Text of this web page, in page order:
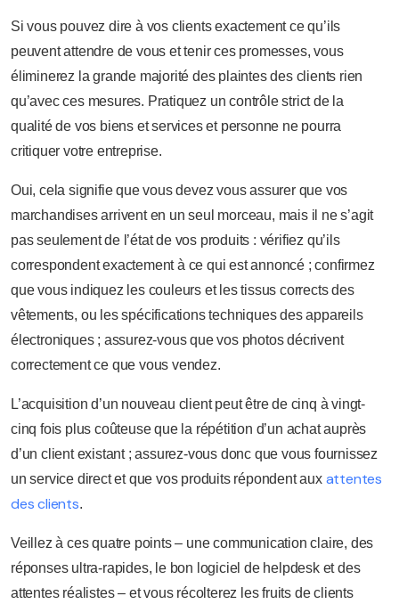
Si vous pouvez dire à vos clients exactement ce qu’ils
peuvent attendre de vous et tenir ces promesses, vous
éliminerez la grande majorité des plaintes des clients rien
qu’avec ces mesures. Pratiquez un contrôle strict de la
qualité de vos biens et services et personne ne pourra
critiquer votre entreprise.
Oui, cela signifie que vous devez vous assurer que vos
marchandises arrivent en un seul morceau, mais il ne s’agit
pas seulement de l’état de vos produits : vérifiez qu’ils
correspondent exactement à ce qui est annoncé ; confirmez
que vous indiquez les couleurs et les tissus corrects des
vêtements, ou les spécifications techniques des appareils
électroniques ; assurez-vous que vos photos décrivent
correctement ce que vous vendez.
L’acquisition d’un nouveau client peut être de cinq à vingt-
cinq fois plus coûteuse que la répétition d’un achat auprès
d’un client existant ; assurez-vous donc que vous fournissez
un service direct et que vos produits répondent aux attentes
des clients.
Veillez à ces quatre points – une communication claire, des
réponses ultra-rapides, le bon logiciel de helpdesk et des
attentes réalistes – et vous récolterez les fruits de clients